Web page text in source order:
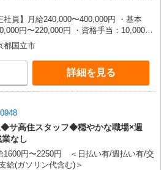
社員】月給240,000〜400,000円 ・基本
円〜220,000円 ・資格手当：10,000〜
・役職手当：10,000〜70,000円 ・処遇改
20,000〜60,000円（勤続年数、保有資格
動） ・固定残業手当：20,000円（10時
定残業時間を超過する場合には超過勤務
て別途支給 ・夜勤手当：10,000円/1回
知症介護基礎研修 ・初任者研修 ・実務
介護福祉士 など
都国立市
詳細を見る
◆サ高住スタッフ◆穏やかな職場×週
なし
1600円〜2250円 ＜日払い有/週払い有/交
給(ガソリン代含む)＞